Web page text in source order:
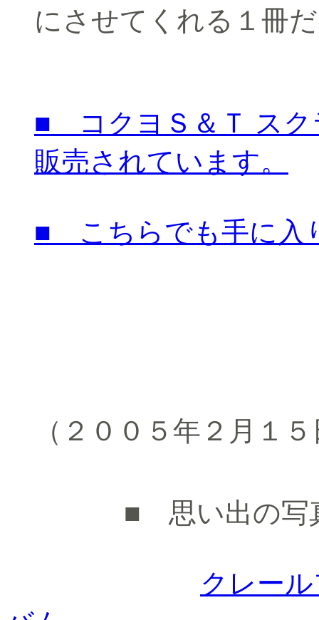
にさせてくれる１冊
■ コクヨＳ＆Ｔ スク
販売されています。
■ こちらでも手に入
（２００５年２月１
■ 思い出の写真
クレー